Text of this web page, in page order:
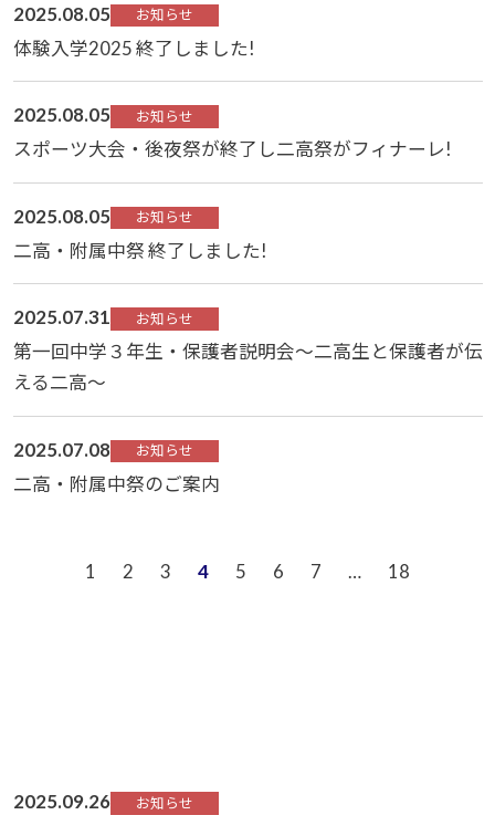
2025.08.05 お知らせ
体験入学2025 終了しました!
2025.08.05 お知らせ
スポーツ大会・後夜祭が終了し二高祭がフィナーレ!
2025.08.05 お知らせ
二高・附属中祭 終了しました!
2025.07.31 お知らせ
第一回中学３年生・保護者説明会～二高生と保護者が伝
える二高～
2025.07.08 お知らせ
二高・附属中祭のご案内
1 2 3 4 5 6 7 … 18
2025.09.26 お知らせ